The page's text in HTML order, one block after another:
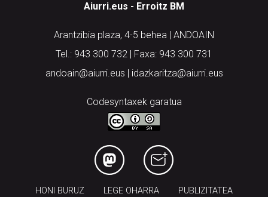
Aiurri.eus - Erroitz BM
Arantzibia plaza, 4-5 behea | ANDOAIN
Tel.: 943 300 732 | Faxa: 943 300 731
andoain@aiurri.eus | idazkaritza@aiurri.eus
Codesyntaxek garatua
HONI BURUZ LEGE OHARRA PUBLIZITATEA